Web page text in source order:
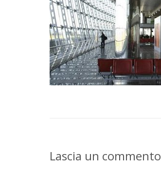
Lascia un commento